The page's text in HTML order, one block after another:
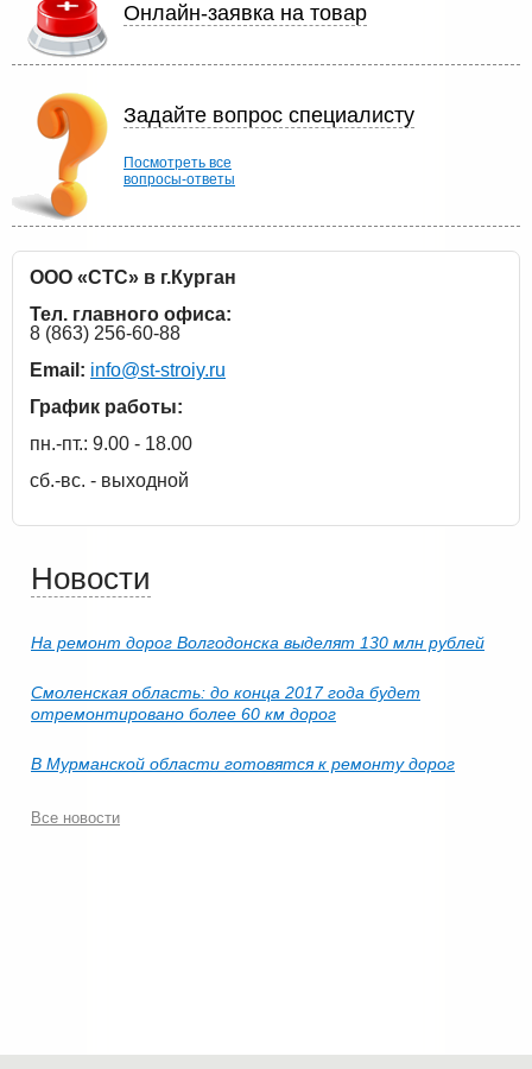
Онлайн-заявка на товар
Задайте вопрос специалисту
Посмотреть все
вопросы-ответы
ООО «СТС» в г.Курган
Тел. главного офиса:
8 (863) 256-60-88
Email: info@st-stroiy.ru
График работы:
пн.-пт.: 9.00 - 18.00
сб.-вс. - выходной
Новости
На ремонт дорог Волгодонска выделят 130 млн рублей
Смоленская область: до конца 2017 года будет
отремонтировано более 60 км дорог
В Мурманской области готовятся к ремонту дорог
Все новости